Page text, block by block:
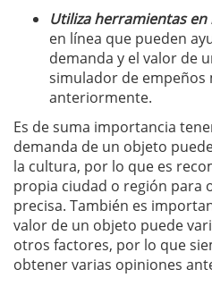
Utiliza herramientas en
en línea que pueden
demanda y el valor de
simulador de empeños
anteriormente.
Es de suma importancia
demanda de un objeto
la cultura, por lo que es
propia ciudad o región para
precisa. También es
valor de un objeto puede
otros factores, por lo que
obtener varias opiniones